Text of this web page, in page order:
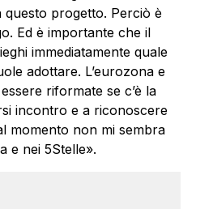
questo progetto. Perciò è
Ed è importante che il
immediatamente quale
adottare. L’eurozona e
riformate se c’è la
incontro e a riconoscere
momento non mi sembra
e nei 5Stelle».